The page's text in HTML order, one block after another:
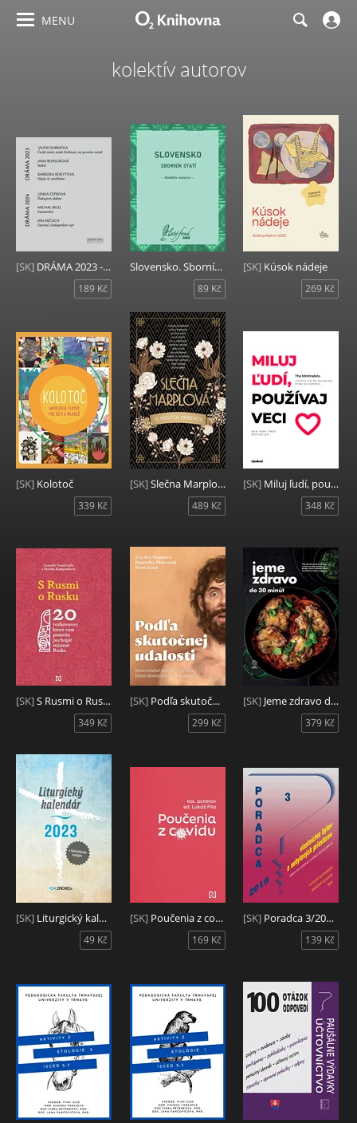
MENU
kolektív autorov
[SK] DRÁMA 2023 - 2024
189 Kč
Slovensko. Sborník statí
89 Kč
[SK] Kúsok nádeje
269 Kč
[SK] Kolotoč
339 Kč
[SK]Slečna Marplová: 12 nových príbehov
489 Kč
[SK] Miluj ľudí, používaj veci
348 Kč
[SK]S Rusmi o Rusku
349 Kč
[SK]Podľa skutočnej udalosti
299 Kč
[SK] Jeme zdravo do 30 minút
379 Kč
[SK] Liturgický kalendár s kalendáriom svätých (2023)
49 Kč
[SK]Poučenia z covidu
169 Kč
[SK] Poradca 3/2019 - Zákon o vlastníctve bytov a nebytových priestorov - úplné znenie s komentárom
139 Kč